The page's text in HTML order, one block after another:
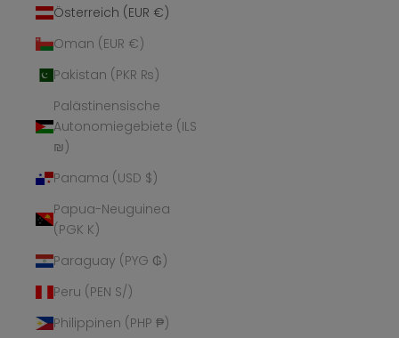
Österreich (EUR €)
Oman (EUR €)
Pakistan (PKR ₨)
Palästinensische
Autonomiegebiete (ILS
₪)
Panama (USD $)
Papua-Neuguinea
(PGK K)
Paraguay (PYG ₲)
Peru (PEN S/)
Philippinen (PHP ₱)